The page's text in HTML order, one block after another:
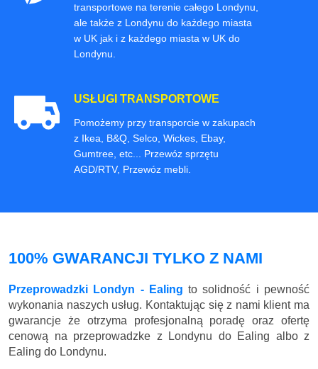
transportowe na terenie całego Londynu,
ale także z Londynu do każdego miasta
w UK jak i z każdego miasta w UK do
Londynu.
USŁUGI TRANSPORTOWE
Pomożemy przy transporcie w zakupach
z Ikea, B&Q, Selco, Wickes, Ebay,
Gumtree, etc... Przewóz sprzętu
AGD/RTV, Przewóz mebli.
100% GWARANCJI TYLKO Z NAMI
Przeprowadzki Londyn - Ealing to solidność i pewność
wykonania naszych usług. Kontaktując się z nami klient ma
gwarancje że otrzyma profesjonalną poradę oraz ofertę
cenową na przeprowadzke z Londynu do Ealing albo z
Ealing do Londynu.